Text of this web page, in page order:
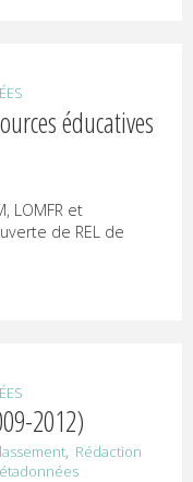
éducatives
LOMFR et
de REL de
2012)
, Rédaction